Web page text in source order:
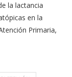
la lactancia
en la
Primaria,